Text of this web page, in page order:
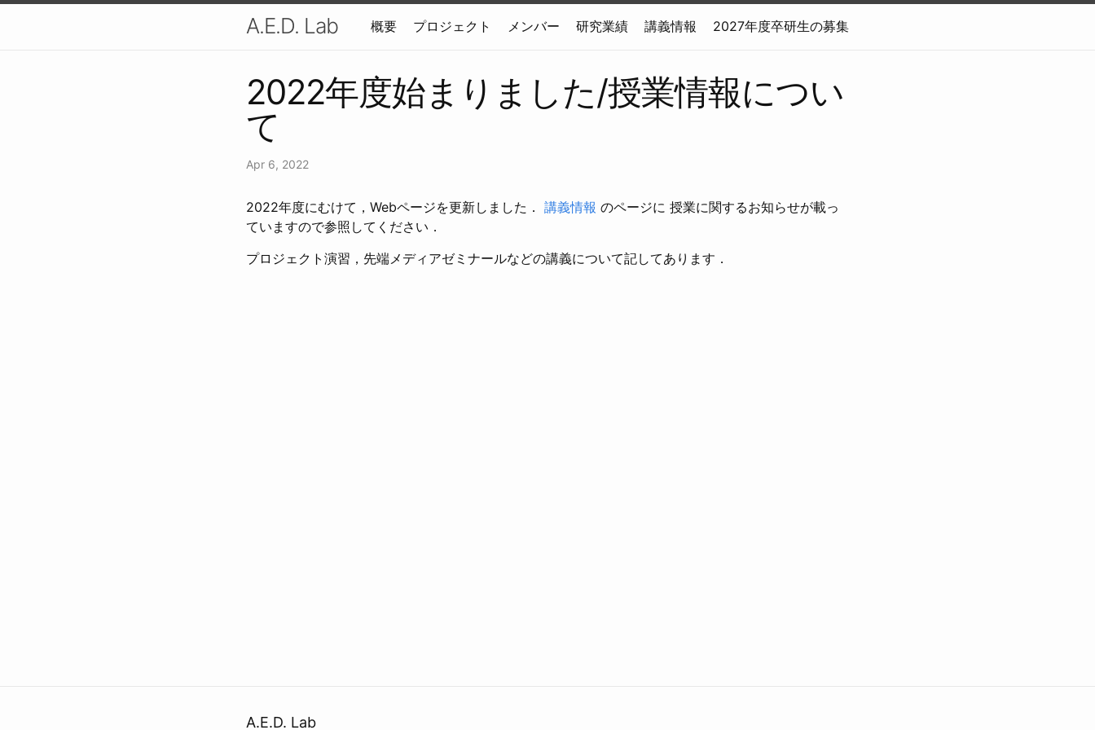
A.E.D. Lab 概要 プロジェクト メンバー 研究業績 講義情報 2027年度卒研生の募集
2022年度始まりました/授業情報につい
て
Apr 6, 2022
2022年度にむけて，Webページを更新しました． 講義情報 のページに 授業に関するお知らせが載っ
ていますので参照してください．
プロジェクト演習，先端メディアゼミナールなどの講義について記してあります．
A.E.D. Lab